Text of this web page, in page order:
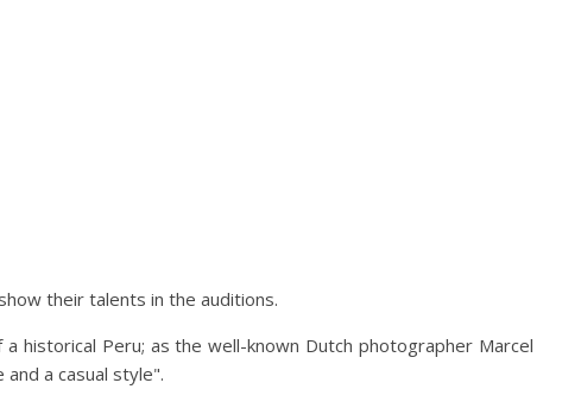
their talents in the auditions.
historical Peru; as the well-known Dutch photographer Marcel
a casual style".